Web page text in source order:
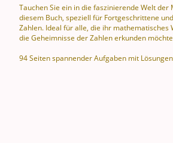
Tauchen Sie ein in die faszinierende Welt
diesem Buch, speziell für Fortgeschrittene
Zahlen. Ideal für alle, die ihr mathematisches
die Geheimnisse der Zahlen erkunden
94 Seiten spannender Aufgaben mit Lösungen